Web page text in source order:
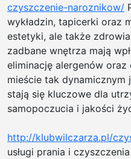
czyszczenie-naroznikow/
wykładzin, tapicerki oraz
estetyki, ale także
zadbane wnętrza mają
eliminację alergenów oraz
mieście tak dynamicznym
stają się kluczowe dla
samopoczucia i jakości
http://klubwilczarza.pl/
usługi prania i